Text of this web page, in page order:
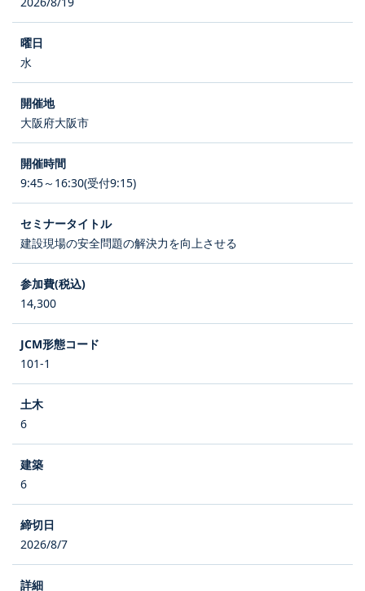
水
大阪府大阪市
9:45～16:30(受付9:15)
建設現場の安全問題の解決力を向上させる
14,300
101-1
6
6
2026/8/7